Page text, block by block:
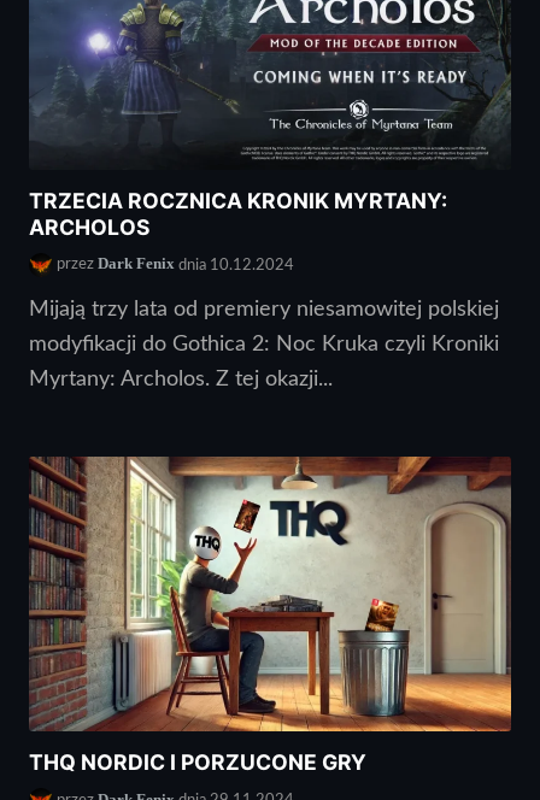
TRZECIA ROCZNICA KRONIK MYRTANY:
ARCHOLOS
przez Dark Fenix dnia 10.12.2024
Mijają trzy lata od premiery niesamowitej polskiej
modyfikacji do Gothica 2: Noc Kruka czyli Kroniki
Myrtany: Archolos. Z tej okazji...
THQ NORDIC I PORZUCONE GRY